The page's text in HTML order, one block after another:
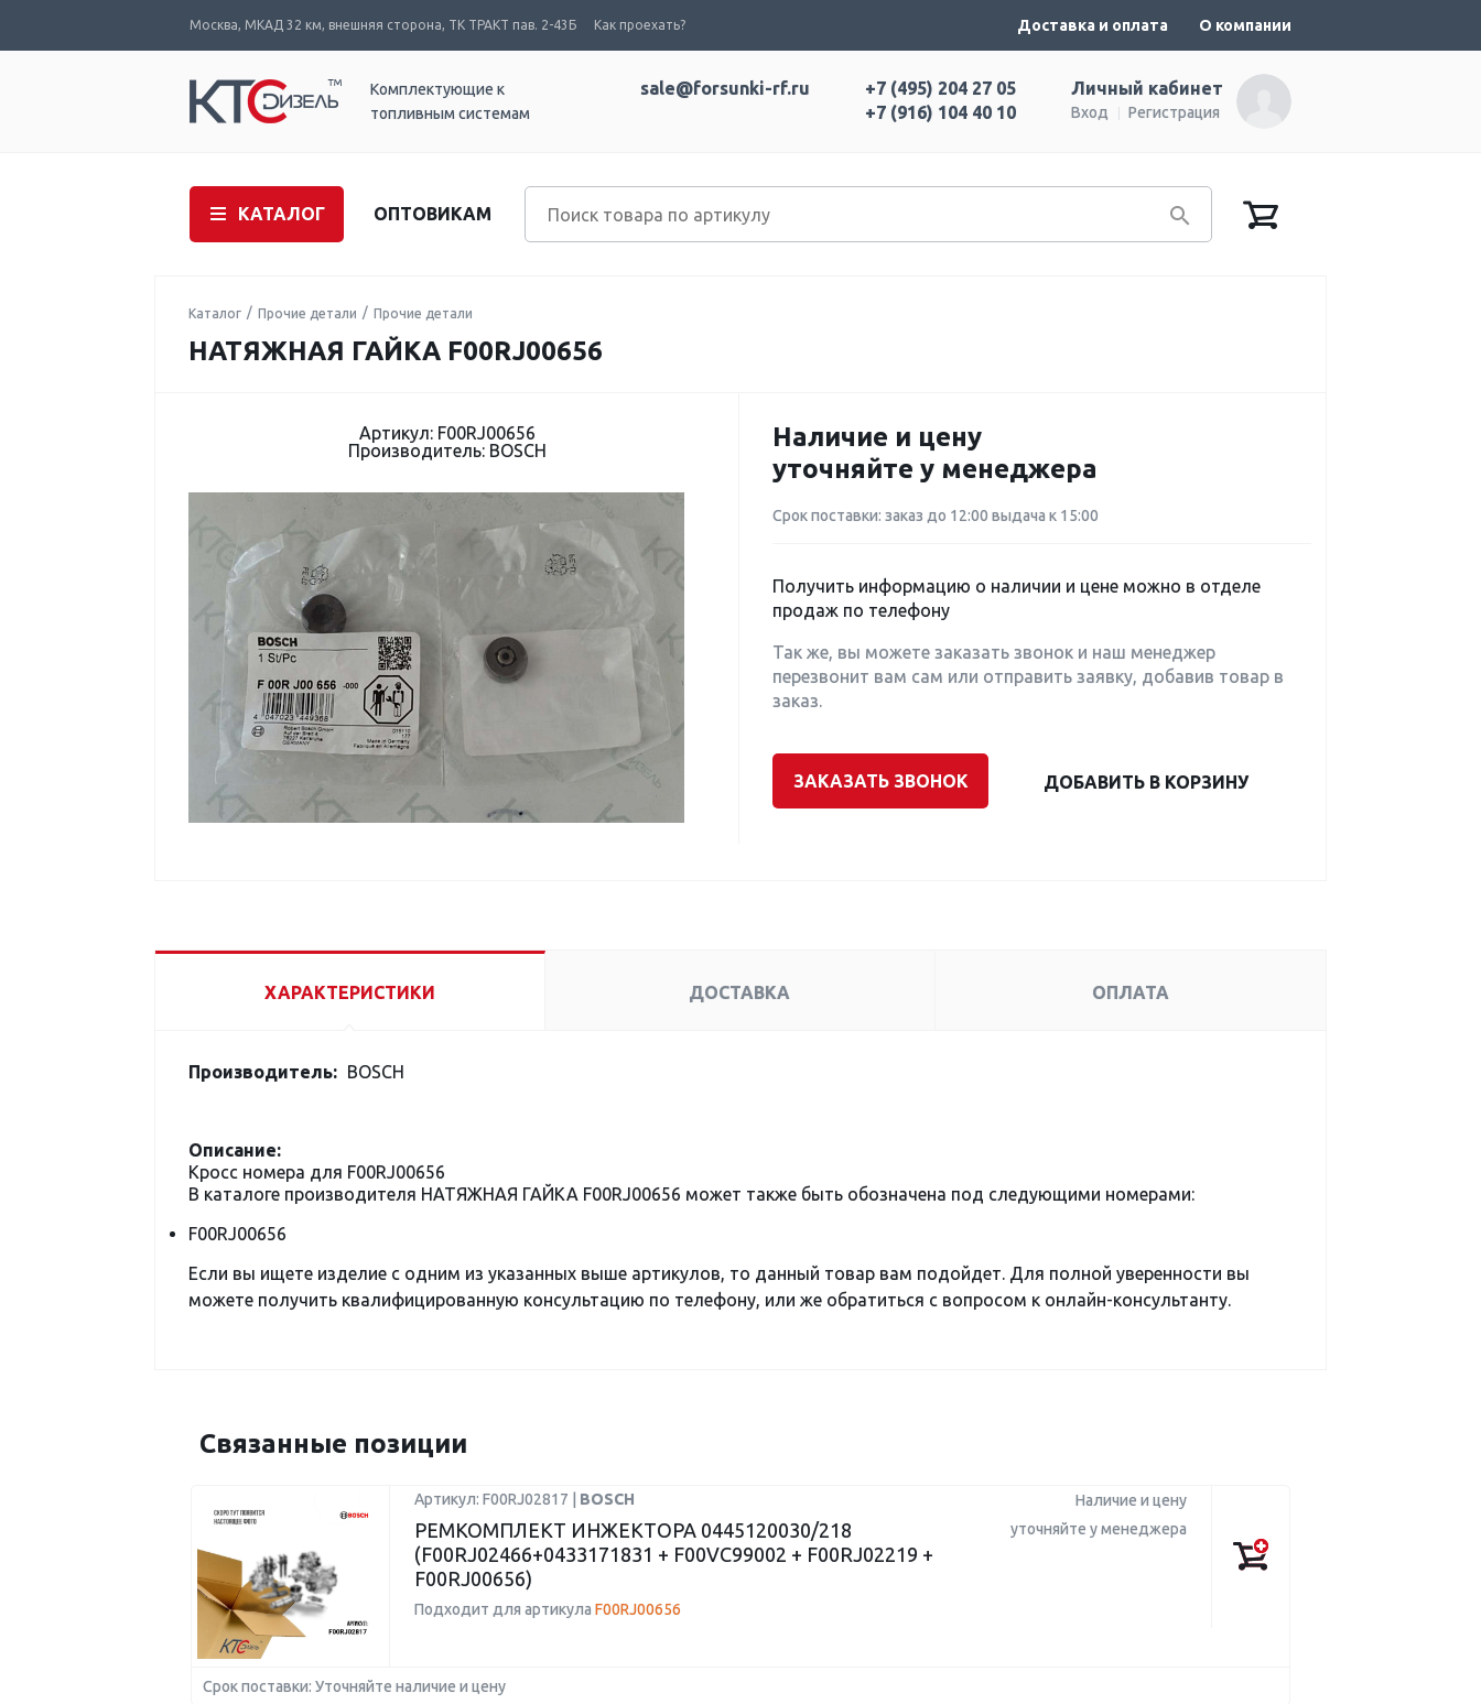
Москва, МКАД 32 км, внешняя сторона, ТК ТРАКТ пав. 2-43Б Как проехать? Доставка и оплата О компании
Комплектующие к
топливным системам
Личный кабинет
Вход Регистрация
+7 (495) 204 27 05
+7 (916) 104 40 10
sale@forsunki-rf.ru
КАТАЛОГ ОПТОВИКАМ
Каталог Прочие детали Прочие детали
НАТЯЖНАЯ ГАЙКА F00RJ00656
Артикул: F00RJ00656
Производитель: BOSCH
Наличие и цену
уточняйте у менеджера
Срок поставки: заказ до 12:00 выдача к 15:00
Получить информацию о наличии и цене можно в отделе
продаж по телефону
Так же, вы можете заказать звонок и наш менеджер
перезвонит вам сам или отправить заявку, добавив товар в
заказ.
ЗАКАЗАТЬ ЗВОНОК ДОБАВИТЬ В КОРЗИНУ
ХАРАКТЕРИСТИКИ ДОСТАВКА ОПЛАТА
Производитель: BOSCH
Описание:
Кросс номера для F00RJ00656
В каталоге производителя НАТЯЖНАЯ ГАЙКА F00RJ00656 может также быть обозначена под следующими номерами:
F00RJ00656
Если вы ищете изделие с одним из указанных выше артикулов, то данный товар вам подойдет. Для полной уверенности вы
можете получить квалифицированную консультацию по телефону, или же обратиться с вопросом к онлайн-консультанту.
Связанные позиции
Артикул: F00RJ02817 | BOSCH
РЕМКОМПЛЕКТ ИНЖЕКТОРА 0445120030/218
(F00RJ02466+0433171831 + F00VC99002 + F00RJ02219 +
F00RJ00656)
Подходит для артикула F00RJ00656
Наличие и цену
уточняйте у менеджера
Срок поставки: Уточняйте наличие и цену